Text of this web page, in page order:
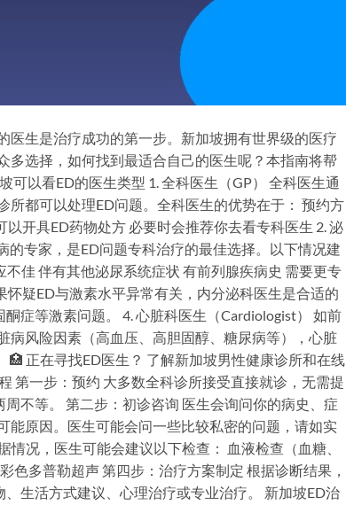
医生是治疗成功的第一步。新加坡拥有世界级的医疗
多选择，如何找到最适合自己的医生呢？本指南将帮
以看ED的医生类型 1. 全科医生（GP） 全科医生通
都可以处理ED问题。全科医生的优势在于： 预约方
开具ED药物处方 必要时会推荐你去看专科医生 2. 泌
专家，是ED问题专科治疗的最佳选择。以下情况建
佳 伴有其他泌尿系统症状 有前列腺疾病史 需要更专
疑ED与激素水平异常有关，内分泌科医生是合适的
症等激素问题。 4. 心脏科医生（Cardiologist） 如前
病风险因素（高血压、高胆固醇、糖尿病等），心脏
正在寻找ED医生？ 了解新加坡男性健康诊所和在线
第一步：预约 大多数全科诊所接受直接就诊，无需提
不等。 第二步：初诊咨询 医生会询问你的病史、症
能原因。医生可能会问一些比较私密的问题，请如实
况，医生可能会建议以下检查： 血液检查（血糖、
色多普勒超声 第四步：治疗方案制定 根据诊断结果，
生活方式建议、心理治疗或专业治疗。 新加坡ED治